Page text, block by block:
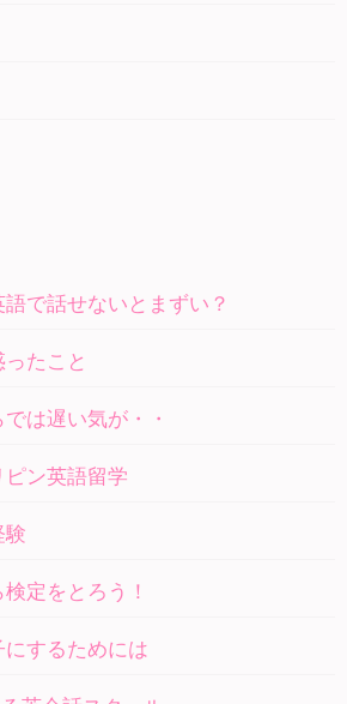
で話せないとまずい？
たこと
は遅い気が・・
ン英語留学
験
定をとろう！
するためには